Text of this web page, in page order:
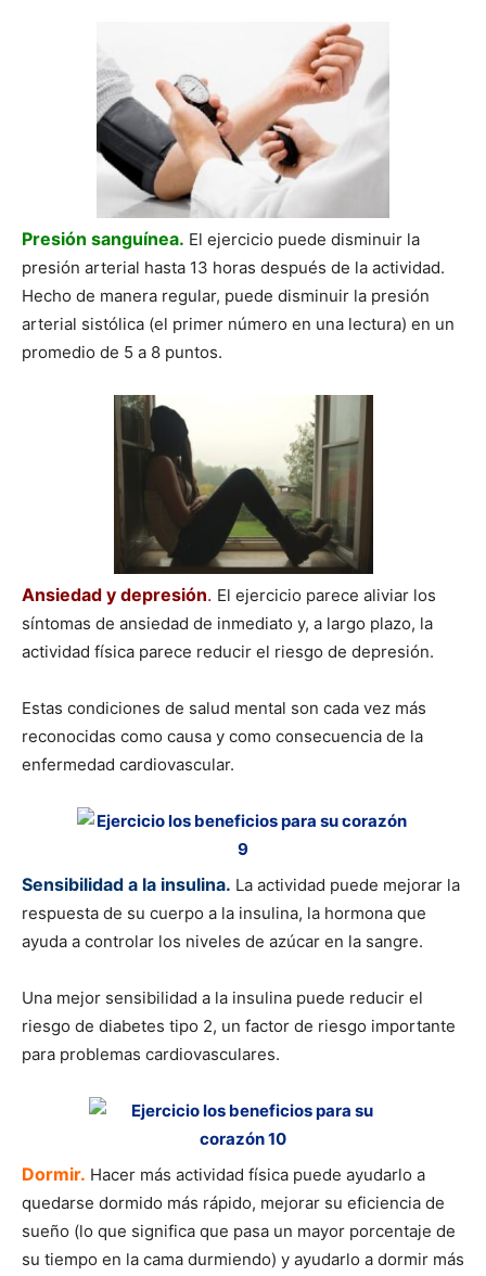
Presión sanguínea. El ejercicio puede disminuir la
presión arterial hasta 13 horas después de la actividad.
Hecho de manera regular, puede disminuir la presión
arterial sistólica (el primer número en una lectura) en un
promedio de 5 a 8 puntos.
Ansiedad y depresión. El ejercicio parece aliviar los
síntomas de ansiedad de inmediato y, a largo plazo, la
actividad física parece reducir el riesgo de depresión.
Estas condiciones de salud mental son cada vez más
reconocidas como causa y como consecuencia de la
enfermedad cardiovascular.
Sensibilidad a la insulina. La actividad puede mejorar la
respuesta de su cuerpo a la insulina, la hormona que
ayuda a controlar los niveles de azúcar en la sangre.
Una mejor sensibilidad a la insulina puede reducir el
riesgo de diabetes tipo 2, un factor de riesgo importante
para problemas cardiovasculares.
Dormir. Hacer más actividad física puede ayudarlo a
quedarse dormido más rápido, mejorar su eficiencia de
sueño (lo que significa que pasa un mayor porcentaje de
su tiempo en la cama durmiendo) y ayudarlo a dormir más